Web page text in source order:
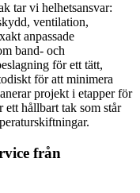
tar vi helhetsansvar:
ventilation,
anpassade
band- och
för ett tätt,
för att minimera
projekt i etapper för
ett hållbart tak som står
från